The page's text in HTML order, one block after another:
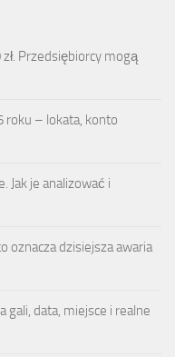
Przedsiębiorcy mogą
roku – lokata, konto
Jak je analizować i
oznacza dzisiejsza awaria
gali, data, miejsce i realne